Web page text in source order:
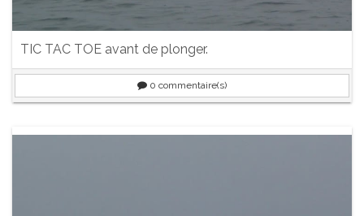
TIC TAC TOE avant de plonger.
0 commentaire(s)